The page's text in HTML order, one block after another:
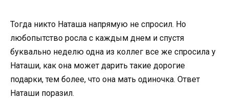
Тогда никто Наташа напрямую не спросил. Но
любопытство росла с каждым днем и спустя
буквально неделю одна из коллег все же спросила у
Наташи, как она может дарить такие дорогие
подарки, тем более, что она мать одиночка. Ответ
Наташи поразил.